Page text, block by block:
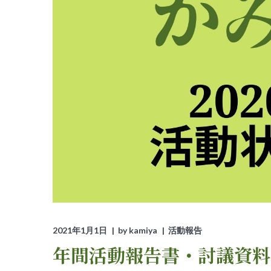
2021年1月1日 bykamiya 活動報告
年間活動報告書・討議資